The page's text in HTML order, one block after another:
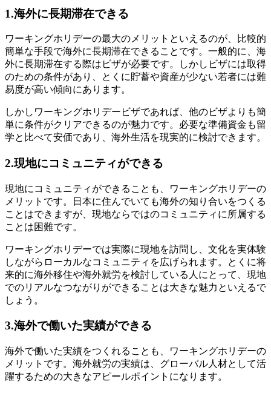
1.海外に長期滞在できる
ワーキングホリデーの最大のメリットといえるのが、比較的
簡単な手段で海外に長期滞在できることです。一般的に、海
外に長期滞在する際はビザが必要です。しかしビザには取得
のための条件があり、とくに貯蓄や資産が少ない若者には難
易度が高い傾向にあります。
しかしワーキングホリデービザであれば、他のビザよりも簡
単に条件がクリアできるのが魅力です。必要な準備資金も留
学と比べて安価であり、海外生活を現実的に検討できます。
2.現地にコミュニティができる
現地にコミュニティができることも、ワーキングホリデーの
メリットです。日本に住んでいても海外の知り合いをつくる
ことはできますが、現地ならではのコミュニティに所属する
ことは困難です。
ワーキングホリデーでは実際に現地を訪問し、文化を実体験
しながらローカルなコミュニティを広げられます。とくに将
来的に海外移住や海外就労を検討している人にとって、現地
でのリアルなつながりができることは大きな魅力といえるで
しょう。
3.海外で働いた実績ができる
海外で働いた実績をつくれることも、ワーキングホリデーの
メリットです。海外就労の実績は、グローバル人材として活
躍するための大きなアピールポイントになります。